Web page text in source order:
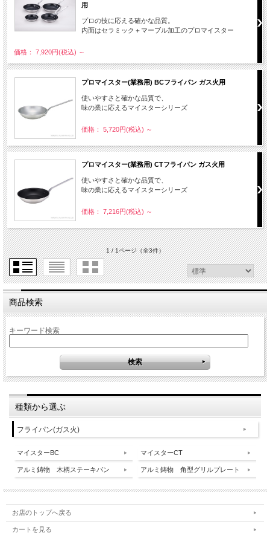
用
プロの技に応える確かな品質。
内面はセラミック＋マーブル加工のプロマイスター
価格： 7,920円(税込) ～
プロマイスター(業務用) BCフライパン ガス火用
使いやすさと確かな品質で、
味の業に応えるマイスターシリーズ
価格： 5,720円(税込) ～
プロマイスター(業務用) CTフライパン ガス火用
使いやすさと確かな品質で、
味の業に応えるマイスターシリーズ
価格： 7,216円(税込) ～
1 / 1ページ（全3件）
商品検索
キーワード検索
種類から選ぶ
フライパン(ガス火)
マイスターBC
アルミ鋳物 木柄ステーキパン
マイスターCT
アルミ鋳物 角型グリルプレート
お店のトップへ戻る
カートを見る